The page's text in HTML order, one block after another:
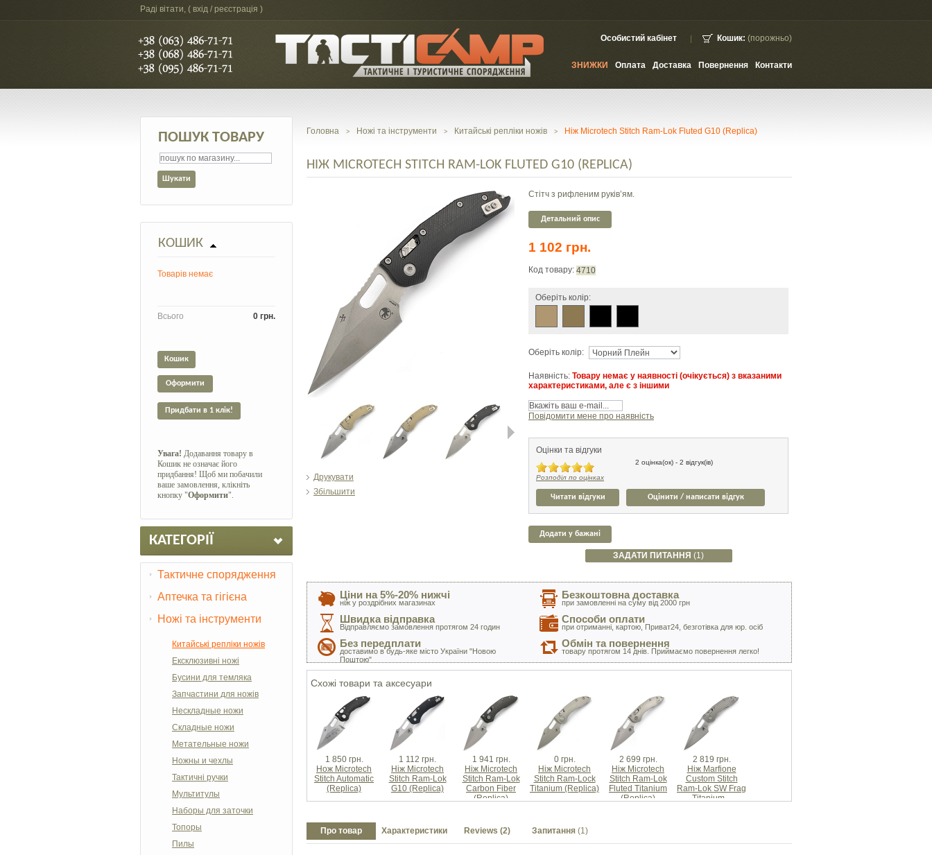
Раді вітати, ( вхід / реєстрація )
Кошик: (порожньо)
Особистий кабінет
Контакти
Повернення
Доставка
Оплата
ЗНИЖКИ
ПОШУК ТОВАРУ
КОШИК
Товарів немає
Всього 0 грн.
Кошик
Оформити
Придбати в 1 клік!
Увага! Додавання товару в
Кошик не означає його
придбання! Щоб ми побачили
ваше замовлення, клікніть
кнопку "Оформити".
КАТЕГОРІЇ
Тактичне спорядження
Аптечка та гігієна
Ножі та інструменти
Китайські репліки ножів
Ексклюзивні ножі
Бусини для темляка
Запчастини для ножів
Нескладные ножи
Складные ножи
Метательные ножи
Ножны и чехлы
Тактичні ручки
Мультитулы
Наборы для заточки
Топоры
Пилы
Головна > Ножі та інструменти > Китайські репліки ножів > Ніж Microtech Stitch Ram-Lok Fluted G10 (Replica)
НІЖ MICROTECH STITCH RAM-LOK FLUTED G10 (REPLICA)
Друкувати
Збільшити
Стітч з рифленим руків’ям.
Детальний опис
1 102 грн.
Код товару: 4710
Оберіть колір:
Оберіть колір:
Наявність: Товару немає у наявності (очікується) з вказаними
характеристиками, але є з іншими
Повідомити мене про наявність
Оцінки та відгуки
2 оцінка(ок) - 2 відгук(ів)
Розподіл по оцінках
Читати відгуки Оцінити / написати відгук
Додати у бажані
ЗАДАТИ ПИТАННЯ (1)
Ціни на 5%-20% нижчі
ніж у роздрібних магазинах
Швидка відправка
Відправляємо замовлення протягом 24 годин
Без передплати
доставимо в будь-яке місто України "Новою
Поштою"
Безкоштовна доставка
при замовленні на суму від 2000 грн
Способи оплати
при отриманні, картою, Приват24, безготівка для юр. осіб
Обмін та повернення
товару протягом 14 днів. Приймаємо повернення легко!
Схожі товари та аксесуари
1 850 грн.
Нож Microtech
Stitch Automatic
(Replica)
1 112 грн.
Ніж Microtech
Stitch Ram-Lok
G10 (Replica)
1 941 грн.
Ніж Microtech
Stitch Ram-Lok
Carbon Fiber
(Replica)
0 грн.
Ніж Microtech
Stitch Ram-Lock
Titanium (Replica)
2 699 грн.
Ніж Microtech
Stitch Ram-Lok
Fluted Titanium
(Replica)
2 819 грн.
Ніж Marfione
Custom Stitch
Ram-Lok SW Frag
Titanium...
Про товар Характеристики Reviews (2) Запитання (1)